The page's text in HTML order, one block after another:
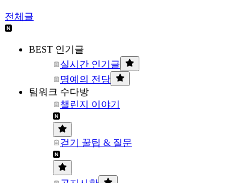
전체글
BEST 인기글
실시간 인기글
명예의 전당
팀워크 수다방
챌린지 이야기
걷기 꿀팁 & 질문